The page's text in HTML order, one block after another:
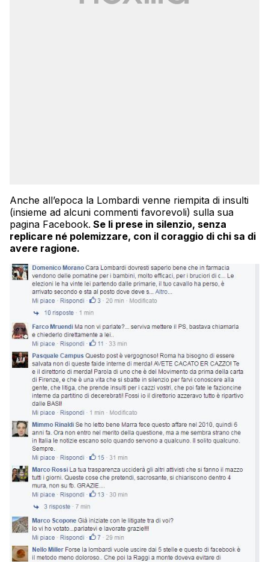
Anche all’epoca la Lombardi venne riempita di insulti
(insieme ad alcuni commenti favorevoli) sulla sua
pagina Facebook. Se li prese in silenzio, senza
replicare né polemizzare, con il coraggio di chi sa di
avere ragione.